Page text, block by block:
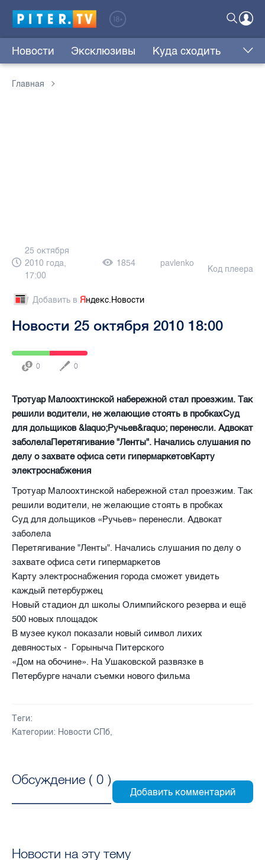
Новости Эксклюзивы Куда сходить
Главная
25 октября
2010 года,
17:00
1854 pavlenko
Код плеера
Добавить в Яндекс.Новости
Новости 25 октября 2010 18:00
0 0
Тротуар Малоохтинской набережной стал проезжим. Так
решили водители, не желающие стоять в пробкахСуд
для дольщиков &laquo;Ручьев&raquo; перенесли. Адвокат
заболелаПеретягивание "Ленты". Начались слушания по
делу о захвате офиса сети гипермаркетовКарту
электроснабжения
Тротуар Малоохтинской набережной стал проезжим. Так
решили водители, не желающие стоять в пробках
Суд для дольщиков «Ручьев» перенесли. Адвокат
заболела
Перетягивание "Ленты". Начались слушания по делу о
захвате офиса сети гипермаркетов
Карту электроснабжения города сможет увидеть
каждый петербуржец
Новый стадион дл школы Олимпийского резерва и ещё
500 новых площадок
В музее кукол показали новый символ лихих
девяностых - Горыныча Питерского
«Дом на обочине». На Ушаковской развязке в
Петербурге начали съемки нового фильма
Теги:
Категории: Новости СПб,
Обсуждение ( 0 )
Новости на эту тему